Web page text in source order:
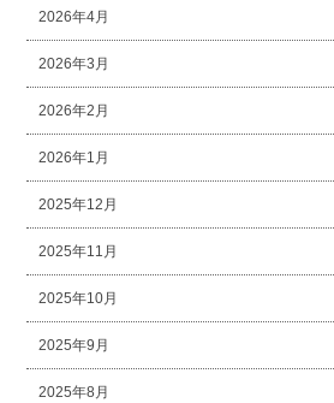
2026年4月
2026年3月
2026年2月
2026年1月
2025年12月
2025年11月
2025年10月
2025年9月
2025年8月